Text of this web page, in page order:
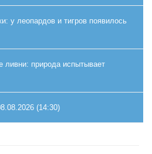
у леопардов и тигров появилось
ливни: природа испытывает
(14:30)